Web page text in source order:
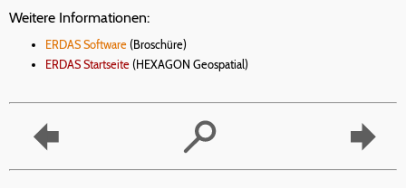
Weitere Informationen:
ERDAS Software (Broschüre)
ERDAS Startseite (HEXAGON Geospatial)